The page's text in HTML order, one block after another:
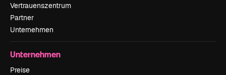
Vertrauenszentrum
Partner
Unternehmen
Unternehmen
Preise